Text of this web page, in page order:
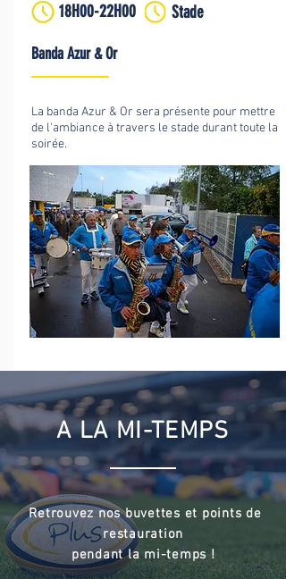
18H00-22H00 Stade
Banda Azur & Or
La banda Azur & Or sera présente pour mettre
de l'ambiance à travers le stade durant toute la
soirée.
A LA MI-TEMPS
Retrouvez nos buvettes et points de
restauration
pendant la mi-temps !